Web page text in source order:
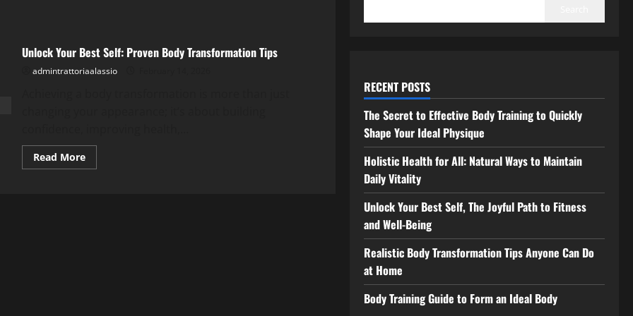
Unlock Your Best Self: Proven Body Transformation Tips
admintrattoriaalassio
Read MoreRead
more
RECENT POSTS
The Secret to Effective Body Training to Quickly
Shape Your Ideal Physique
Holistic Health for All: Natural Ways to Maintain
Daily Vitality
Unlock Your Best Self, The Joyful Path to Fitness
and Well-Being
Realistic Body Transformation Tips Anyone Can Do
at Home
Body Training Guide to Form an Ideal Body